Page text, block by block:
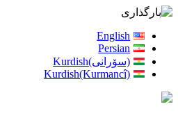
English
Persian
(سۆرانی)Kurdish
Kurdish(Kurmancî)